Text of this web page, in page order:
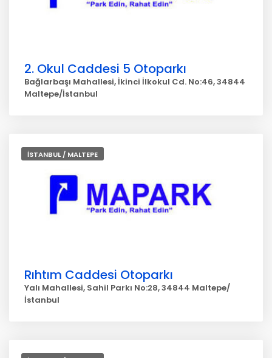
2. Okul Caddesi 5 Otoparkı
Bağlarbaşı Mahallesi, İkinci İlkokul Cd. No:46, 34844
Maltepe/İstanbul
İSTANBUL / MALTEPE
Rıhtım Caddesi Otoparkı
Yalı Mahallesi, Sahil Parkı No:28, 34844 Maltepe/
İstanbul